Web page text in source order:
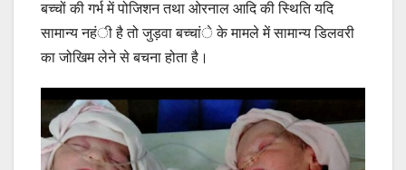
बच्चों की गर्भ में पोजिशन तथा ओरनाल आदि की स्थिति यदि
सामान्य नहंी है तो जुड़वा बच्चांे के मामले में सामान्य डिलवरी
का जोखिम लेने से बचना होता है।